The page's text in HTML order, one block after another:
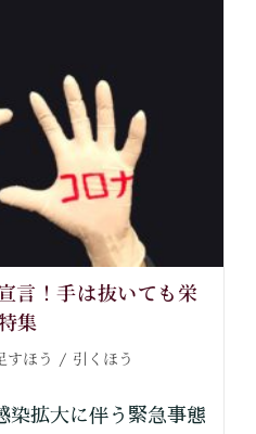
言！手は抜いても栄
集
すほう / 引くほう
染拡大に伴う緊急事態